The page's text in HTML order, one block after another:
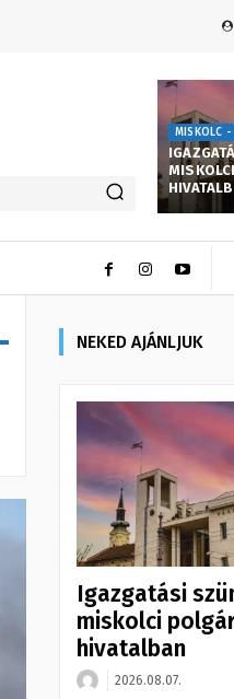
MISKOLC -
NEKED AJÁNLJUK
Igazgatási
miskolci
hivatalban
2026.08.07.